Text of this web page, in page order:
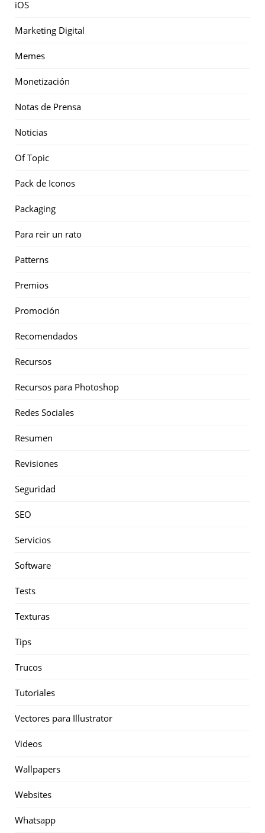
iOS
Marketing Digital
Memes
Monetización
Notas de Prensa
Noticias
Of Topic
Pack de Iconos
Packaging
Para reir un rato
Patterns
Premios
Promoción
Recomendados
Recursos
Recursos para Photoshop
Redes Sociales
Resumen
Revisiones
Seguridad
SEO
Servicios
Software
Tests
Texturas
Tips
Trucos
Tutoriales
Vectores para Illustrator
Videos
Wallpapers
Websites
Whatsapp